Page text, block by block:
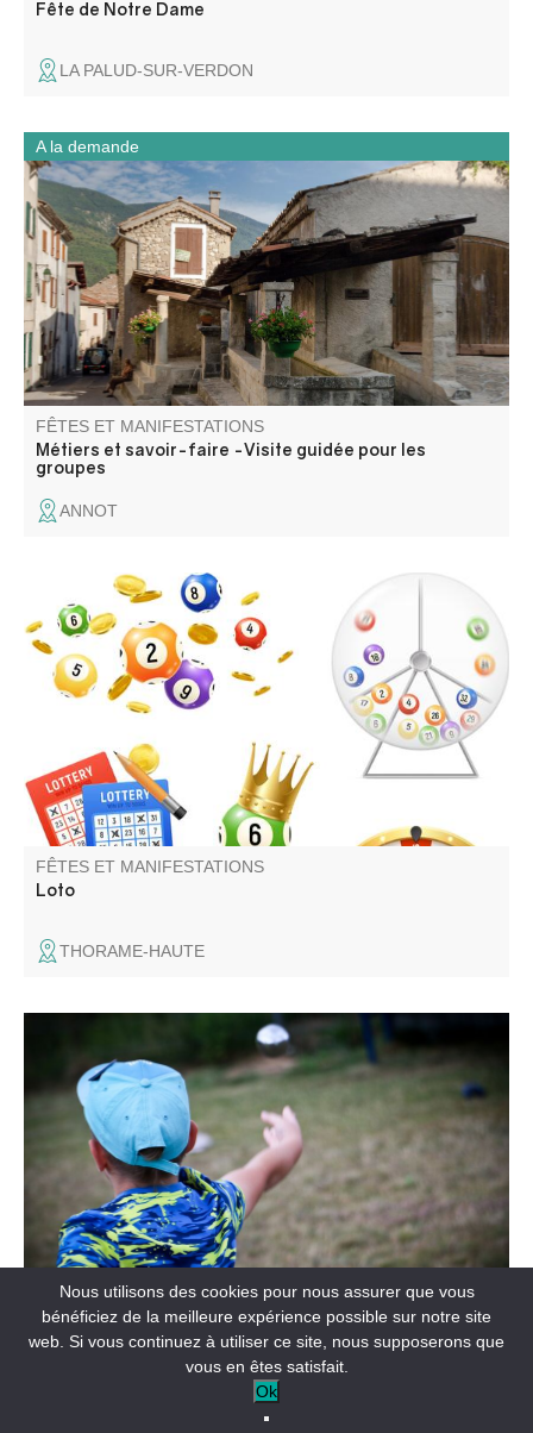
Fête de Notre Dame
LA PALUD-SUR-VERDON
Perché à 700 mètres d’altitude dans la haute vallée de la
Vaïre, Annot se découvre à travers les métiers et savoir-
faire d’autrefois.
FÊTES ET MANIFESTATIONS
Métiers et savoir-faire -Visite guidée pour les
groupes
A la demande
ANNOT
Super Loto du comité des fêtes avec des surprises à
gogo !
FÊTES ET MANIFESTATIONS
Loto
THORAME-HAUTE
Nouveau rendez vous pour les enfants en nocturne !
FÊTES ET MANIFESTATIONS
Concours de boules enfants en nocturne
Nous utilisons des cookies pour nous assurer que vous
bénéficiez de la meilleure expérience possible sur notre site
web. Si vous continuez à utiliser ce site, nous supposerons que
vous en êtes satisfait.
Ok